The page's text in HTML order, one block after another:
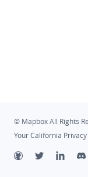
© Mapbox All Rights
Your California